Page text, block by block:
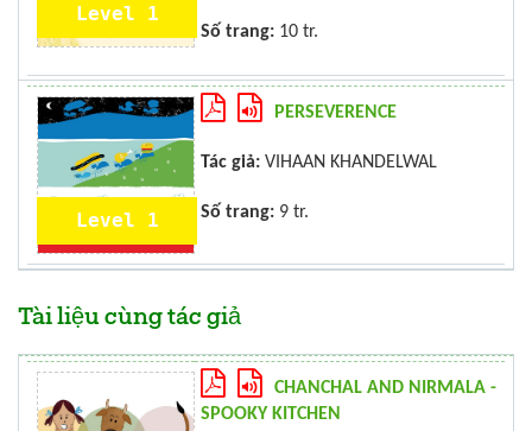
Level 1
Số trang: 10 tr.
Level 1
PERSEVERENCE
Tác giả: VIHAAN KHANDELWAL
Số trang: 9 tr.
Tài liệu cùng tác giả
CHANCHAL AND NIRMALA -
SPOOKY KITCHEN